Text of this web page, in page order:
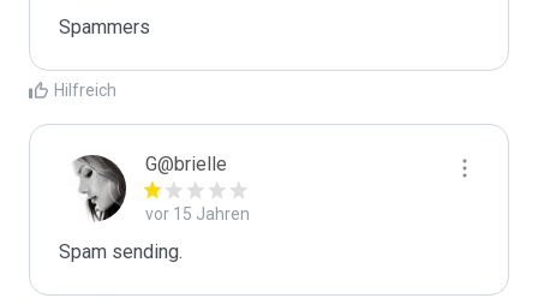
Spammers
Hilfreich
G@brielle
vor 15 Jahren
Spam sending.